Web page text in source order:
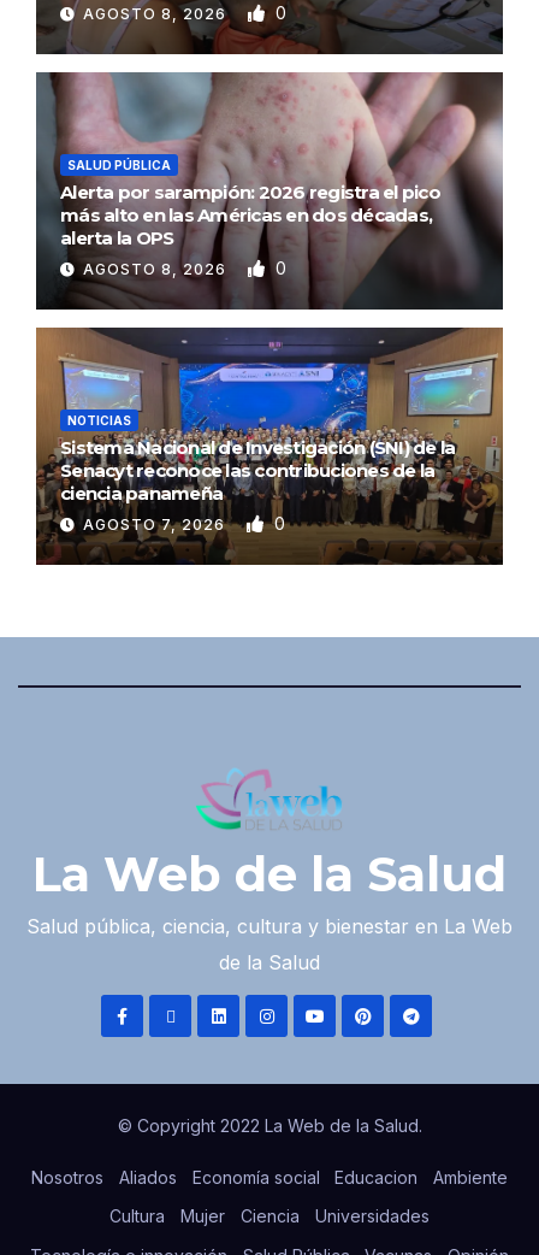
AGOSTO 8, 2026 0
SALUD PÚBLICA
Alerta por sarampión: 2026 registra el pico
más alto en las Américas en dos décadas,
alerta la OPS
AGOSTO 8, 2026 0
NOTICIAS
Sistema Nacional de Investigación (SNI) de la
Senacyt reconoce las contribuciones de la
ciencia panameña
AGOSTO 7, 2026 0
La Web de la Salud
Salud pública, ciencia, cultura y bienestar en La Web
de la Salud
© Copyright 2022 La Web de la Salud.
Nosotros Aliados Economía social Educacion
Ambiente
Cultura
Mujer Ciencia
Universidades